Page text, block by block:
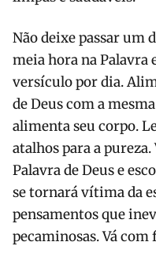
Não deixe passar um
meia hora na Palavra
versículo por dia.
de Deus com a
alimenta seu corpo.
atalhos para a
Palavra de Deus e
se tornará vítima da
pensamentos que
pecaminosas. Vá com